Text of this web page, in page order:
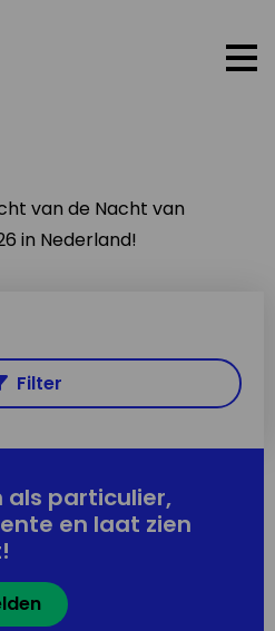
van de Nacht van
in Nederland!
Filter
als particulier,
en laat zien